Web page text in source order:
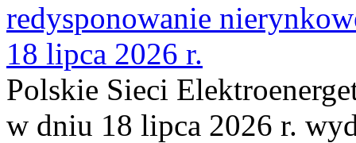
redysponowanie
18 lipca 2026 r.
Polskie Sieci
w dniu 18 lipca 2026 r.